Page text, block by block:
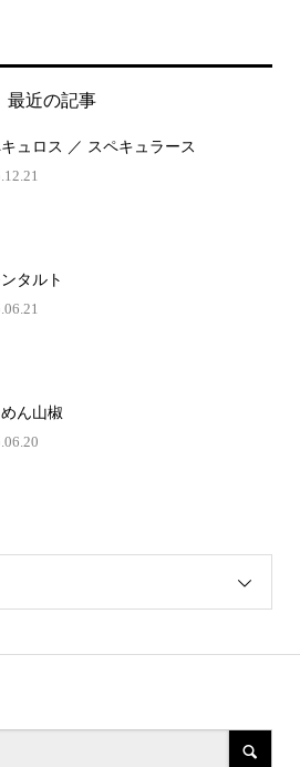
最近の記事
ュロス ／ スペキュラース
タルト
ん山椒